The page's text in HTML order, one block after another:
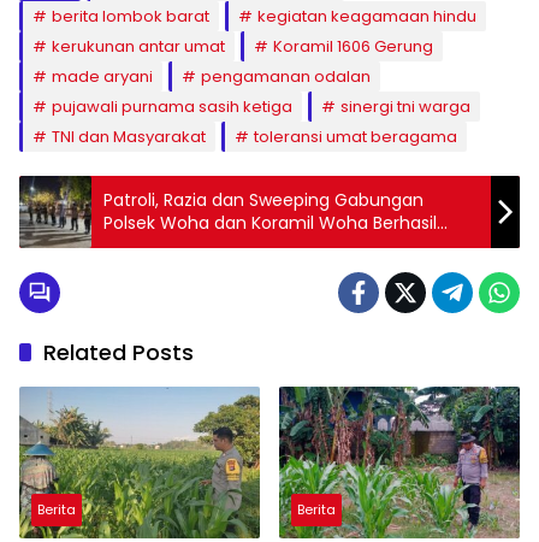
berita lombok barat
kegiatan keagamaan hindu
kerukunan antar umat
Koramil 1606 Gerung
made aryani
pengamanan odalan
pujawali purnama sasih ketiga
sinergi tni warga
TNI dan Masyarakat
toleransi umat beragama
Patroli, Razia dan Sweeping Gabungan
Polsek Woha dan Koramil Woha Berhasil
Amankan Sebilah Parang dan 3 Botol Miras
Related Posts
Berita Berita